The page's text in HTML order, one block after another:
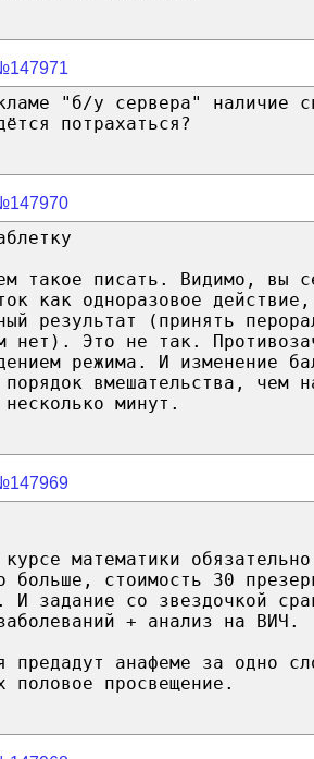
"б/у сервера" наличие
потрахаться?
такое писать. Видимо, вы
как одноразовое
результат (принять
нет). Это не так.
режима. И изменение
вмешательства, чем
минут.
математики
больше, стоимость 30
И задание со звездочкой
+ анализ на ВИЧ.
анафеме за одно
просвещение.